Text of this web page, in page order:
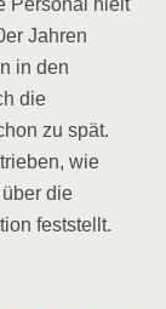
Personal hielt
Jahren
in den
die
zu spät.
wie
die
feststellt.